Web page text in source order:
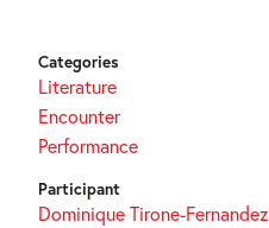
Categories
Literature
Encounter
Performance
Participant
Dominique Tirone-Fernandez